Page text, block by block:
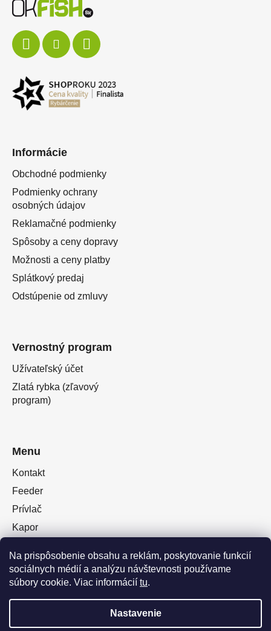
Na prispôsobenie obsahu a reklám, poskytovanie funkcií
sociálnych médií a analýzu návštevnosti používame
súbory cookie. Viac informácií tu.
Nastavenie
Informácie
Obchodné podmienky
Podmienky ochrany
osobných údajov
Reklamačné podmienky
Spôsoby a ceny dopravy
Možnosti a ceny platby
Splátkový predaj
Odstúpenie od zmluvy
Vernostný program
Užívateľský účet
Zlatá rybka (zľavový
program)
Menu
Kontakt
Feeder
Prívlač
Kapor
Plávaná
Muškárina